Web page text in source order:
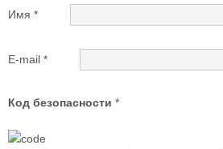
Имя *
E-mail *
Код безопасности *